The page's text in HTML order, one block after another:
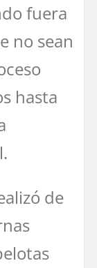
fuera
no sean
hasta
de